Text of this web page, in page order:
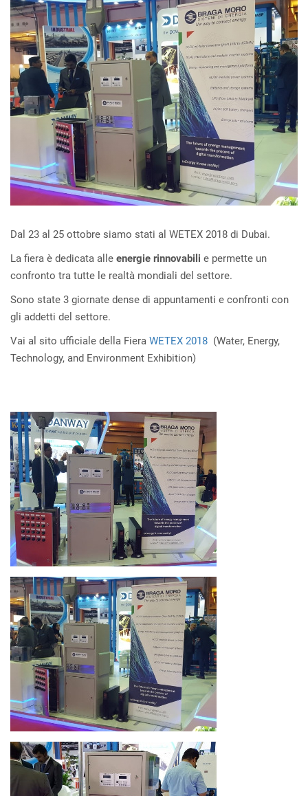
Dal 23 al 25 ottobre siamo stati al WETEX 2018 di Dubai.
La fiera è dedicata alle energie rinnovabili e permette un
confronto tra tutte le realtà mondiali del settore.
Sono state 3 giornate dense di appuntamenti e confronti con
gli addetti del settore.
Vai al sito ufficiale della Fiera WETEX 2018 (Water, Energy,
Technology, and Environment Exhibition)